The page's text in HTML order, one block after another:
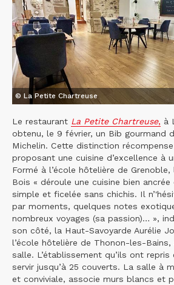
© La Petite Chartreuse
Le restaurant La Petite Chartreuse, à
obtenu, le 9 février, un Bib gourmand
Michelin. Cette distinction
proposant une cuisine d’excellence à
Formé à l’école hôtelière de
Bois « déroule une cuisine bien
simple et ficelée sans chichis. Il
par moments, quelques notes
nombreux voyages (sa passion)… »,
son côté, la Haut-Savoyarde Aurélie
l’école hôtelière de Thonon-les-Bains,
salle. L’établissement qu’ils ont
servir jusqu’à 25 couverts. La salle à
et conviviale, associe murs blancs et